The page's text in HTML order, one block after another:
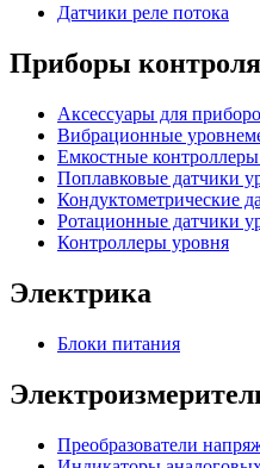
Датчики реле потока
Приборы
Аксессуары для
Вибрационные
Емкостные
Поплавковые датчики
Кондуктометрические
Ротационные датчики
Контроллеры уровня
Электрика
Блоки питания
Преобразователи